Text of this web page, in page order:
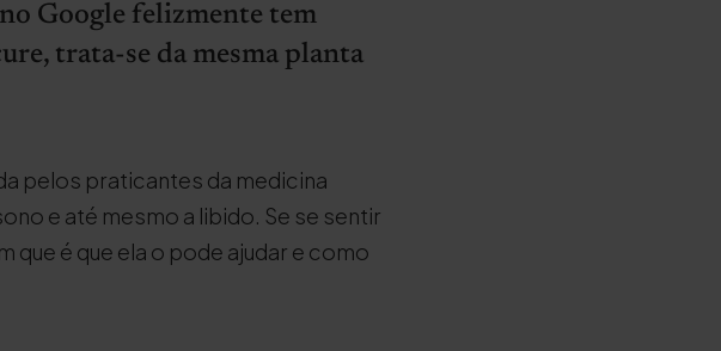
Google felizmente tem
trata-se da mesma planta
pelos praticantes da medicina
e até mesmo a libido. Se se sentir
é que ela o pode ajudar e como